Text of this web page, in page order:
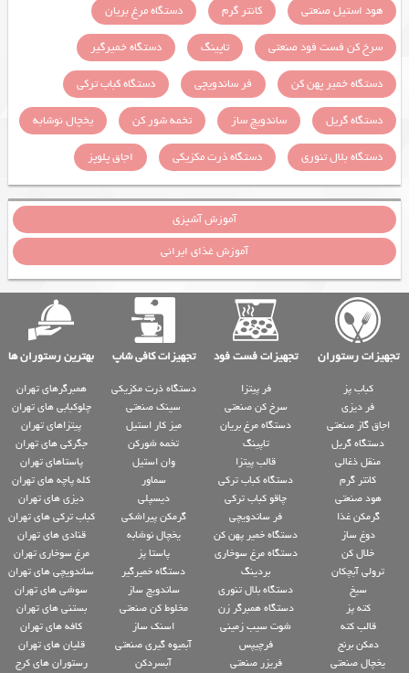
هود استیل صنعتی
کانتر گرم
دستگاه مرغ بریان
سرخ کن فست فود صنعتی
تاپینگ
دستگاه خمیرگیر
دستگاه خمیر پهن کن
فر ساندویچی
دستگاه کباب ترکی
دستگاه گریل
ساندویچ ساز تخمه شور کن
یخچال نوشابه
دستگاه بلال تنوری
دستگاه ذرت مکزیکی اجاق پلوپز
آموزش آشپزی
آموزش غذای ایرانی
تجهیزات رستوران تجهیزات فست فود تجهیزات کافی شاپ بهترین رستوران ها
کباب پز
فر دیزی
اجاق گاز صنعتی
دستگاه گریل
منقل ذغالی
کانتر گرم
هود صنعتی
گرمکن غذا
دوغ ساز
خلال کن
ترولی آبچکان
سیخ
کته پز
قالب کته
دمکن برنج
یخچال صنعتی
فر پیتزا
سرخ کن صنعتی
دستگاه مرغ بریان
تاپینگ
قالب پیتزا
دستگاه کباب ترکی
چاقو کباب ترکی
فر ساندویچی
دستگاه خمیر پهن کن
دستگاه مرغ سوخاری
بردینگ
دستگاه بلال تنوری
دستگاه همبرگر زن
شوت سیب زمینی
فرچیپس
فریزر صنعتی
دستگاه ذرت مکزیکی
سینک صنعتی
میز کار استیل
تخمه شورکن
وان استیل
سماور
دیسپلی
گرمکن پیراشکی
یخچال نوشابه
پاستا پز
دستگاه خمیرگیر
ساندویچ ساز
مخلوط کن صنعتی
اسنک ساز
آبمیوه گیری صنعتی
آبسردکن
همبرگرهای تهران
چلوکبابی های تهران
پیتزاهای تهران
جگرکی های تهران
پاستاهای تهران
کله پاچه های تهران
دیزی های تهران
کباب ترکی های تهران
قنادی های تهران
مرغ سوخاری تهران
ساندویچی های تهران
سوشی های تهران
بستنی های تهران
کافه های تهران
قلیان های تهران
رستوران های کرج